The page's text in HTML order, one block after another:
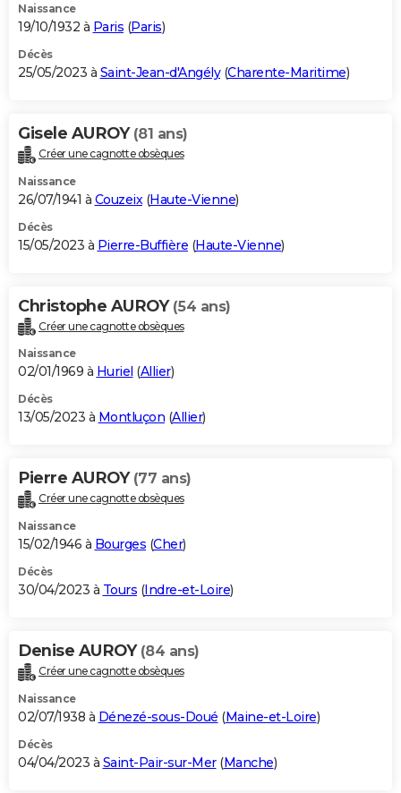
Naissance
19/10/1932 à Paris (Paris)
Décès
25/05/2023 à Saint-Jean-d'Angély(Charente-Maritime)
Gisele AUROY (81 ans)
Créer une cagnotte obsèques
Naissance
26/07/1941 à Couzeix (Haute-Vienne)
Décès
15/05/2023 à Pierre-Buffière (Haute-Vienne)
Christophe AUROY (54 ans)
Créer une cagnotte obsèques
Naissance
02/01/1969 à Huriel (Allier)
Décès
13/05/2023 à Montluçon (Allier)
Pierre AUROY (77 ans)
Créer une cagnotte obsèques
Naissance
15/02/1946 à Bourges (Cher)
Décès
30/04/2023 à Tours (Indre-et-Loire)
Denise AUROY (84 ans)
Créer une cagnotte obsèques
Naissance
02/07/1938 à Dénezé-sous-Doué (Maine-et-Loire)
Décès
04/04/2023 à Saint-Pair-sur-Mer(Manche)